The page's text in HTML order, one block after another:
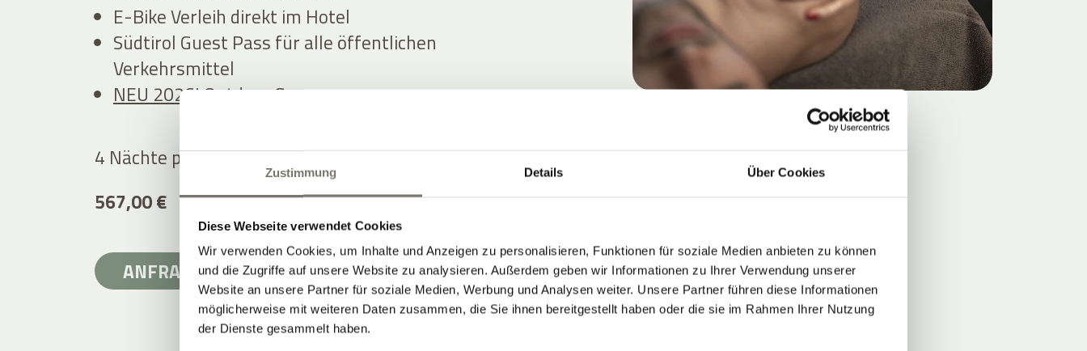
Zustimmung Details Über Cookies
Diese Webseite verwendet Cookies
Wir verwenden Cookies, um Inhalte und Anzeigen zu personalisieren, Funktionen für soziale Medien anbieten zu können
und die Zugriffe auf unsere Website zu analysieren. Außerdem geben wir Informationen zu Ihrer Verwendung unserer
Website an unsere Partner für soziale Medien, Werbung und Analysen weiter. Unsere Partner führen diese Informationen
möglicherweise mit weiteren Daten zusammen, die Sie ihnen bereitgestellt haben oder die sie im Rahmen Ihrer Nutzung
der Dienste gesammelt haben.
E-Bike Verleih direkt im Hotel
Südtirol Guest Pass für alle öffentlichen
Verkehrsmittel
NEU 2026! Outdoor Gym
4 Nächte pro Personab
567,00 €
ANFRAGEN ZURÜCK